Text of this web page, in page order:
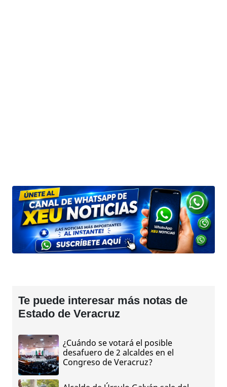
Te puede interesar más notas de
Estado de Veracruz
¿Cuándo se votará el posible
desafuero de 2 alcaldes en el
Congreso de Veracruz?